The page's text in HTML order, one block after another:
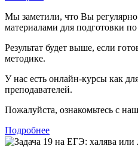
Мы заметили, что Вы
материалами для подготовки по
Результат будет выше, если
методике.
У нас есть онлайн-курсы как
преподавателей.
Пожалуйста, ознакомьтесь с
Подробнее